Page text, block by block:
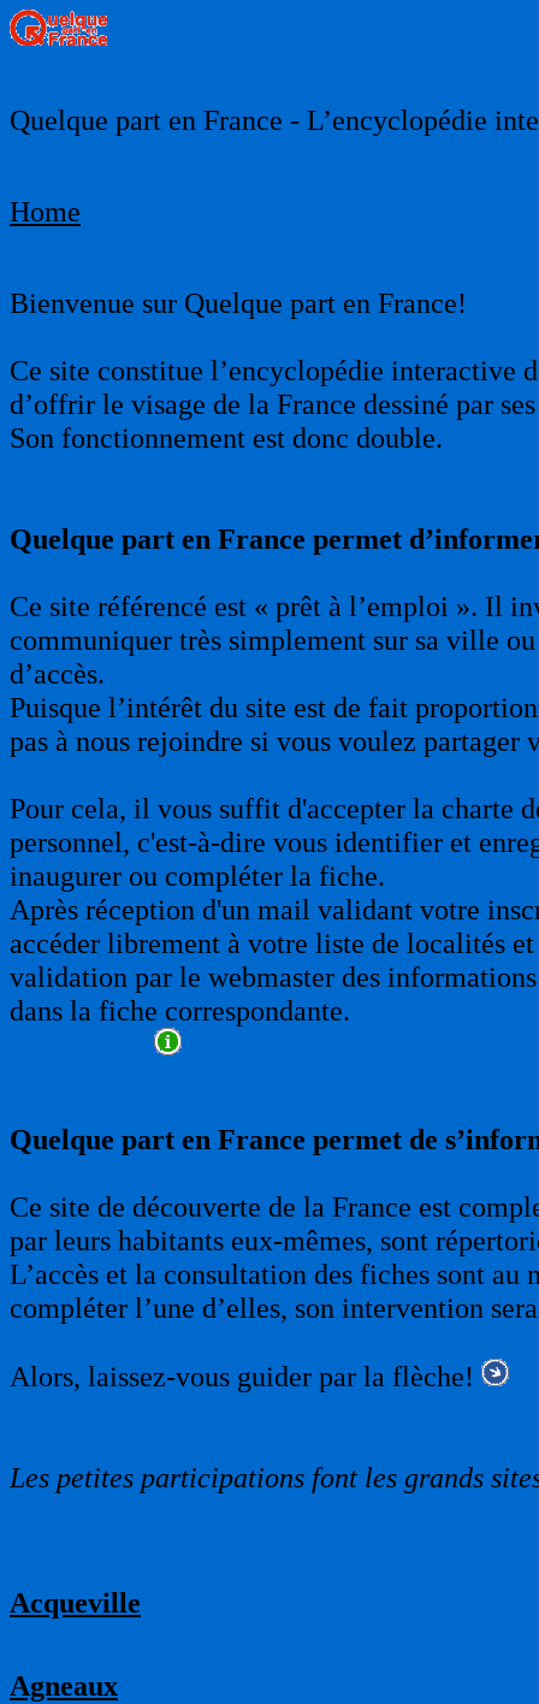
Quelque part en France - L’encyclopédie
Home
Bienvenue sur Quelque part en France!
Ce site constitue l’encyclopédie interactive
d’offrir le visage de la France dessiné par
Son fonctionnement est donc double.
Quelque part en France permet
Ce site référencé est « prêt à l’emploi ». Il
communiquer très simplement sur sa ville
d’accès.
Puisque l’intérêt du site est de fait
pas à nous rejoindre si vous voulez
Pour cela, il vous suffit d'accepter la charte
personnel, c'est-à-dire vous identifier et
inaugurer ou compléter la fiche.
Après réception d'un mail validant votre
accéder librement à votre liste de localités
validation par le webmaster des
dans la fiche correspondante.
Quelque part en France permet de
Ce site de découverte de la France est
par leurs habitants eux-mêmes, sont
L’accès et la consultation des fiches sont
compléter l’une d’elles, son intervention
Alors, laissez-vous guider par la flèche!
Les petites participations font les grands
Acqueville
Agneaux